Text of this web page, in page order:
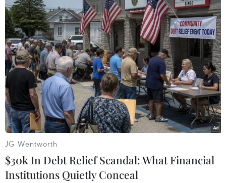
TIN LIÊN QUAN
JG Wentworth
$30k In Debt Relief Scandal: What Financial
Institutions Quietly Conceal